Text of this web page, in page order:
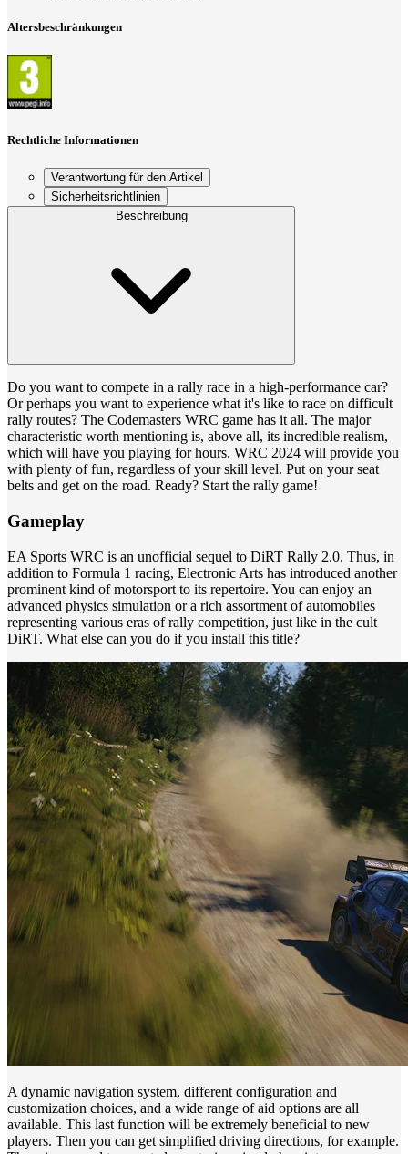
Altersbeschränkungen
Rechtliche Informationen
Verantwortung für den Artikel
Sicherheitsrichtlinien
Beschreibung
Do you want to compete in a rally race in a high-performance car?
Or perhaps you want to experience what it's like to race on difficult
rally routes? The Codemasters WRC game has it all. The major
characteristic worth mentioning is, above all, its incredible realism,
which will have you playing for hours. WRC 2024 will provide you
with plenty of fun, regardless of your skill level. Put on your seat
belts and get on the road. Ready? Start the rally game!
Gameplay
EA Sports WRC is an unofficial sequel to DiRT Rally 2.0. Thus, in
addition to Formula 1 racing, Electronic Arts has introduced another
prominent kind of motorsport to its repertoire. You can enjoy an
advanced physics simulation or a rich assortment of automobiles
representing various eras of rally competition, just like in the cult
DiRT. What else can you do if you install this title?
A dynamic navigation system, different configuration and
customization choices, and a wide range of aid options are all
available. This last function will be extremely beneficial to new
players. Then you can get simplified driving directions, for example.